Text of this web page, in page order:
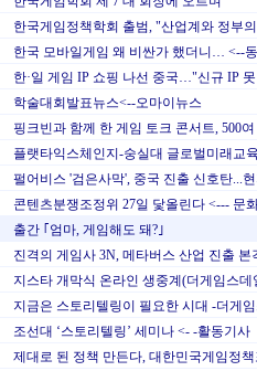
한국게임정책학회 출범, "산업계와 정부
한국 모바일게임 왜 비싼가 했더니… <--
한·일 게임 IP 쇼핑 나선 중국…"신규 IP
학술대회발표뉴스<--오마이뉴스
핑크빈과 함께 한 게임 토크 콘서트, 500
플랫타익스체인지-숭실대 글로벌미래교
펄어비스 '검은사막', 중국 진출 신호탄...
콘텐츠분쟁조정위 27일 닻올린다 <--- 문
출간 ｢엄마, 게임해도 돼?｣
진격의 게임사 3N, 메타버스 산업 진출 본
지스타 개막식 온라인 생중계(더게임스데
지금은 스토리텔링이 필요한 시대 -더게
조선대 ‘스토리텔링’ 세미나 <- -활동기사
제대로 된 정책 만든다, 대한민국게임정